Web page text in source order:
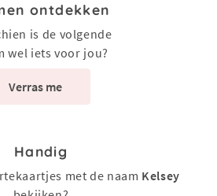
ontdekken
is de volgende
wel iets voor jou?
Verras me
Handig
met de naam Kelsey